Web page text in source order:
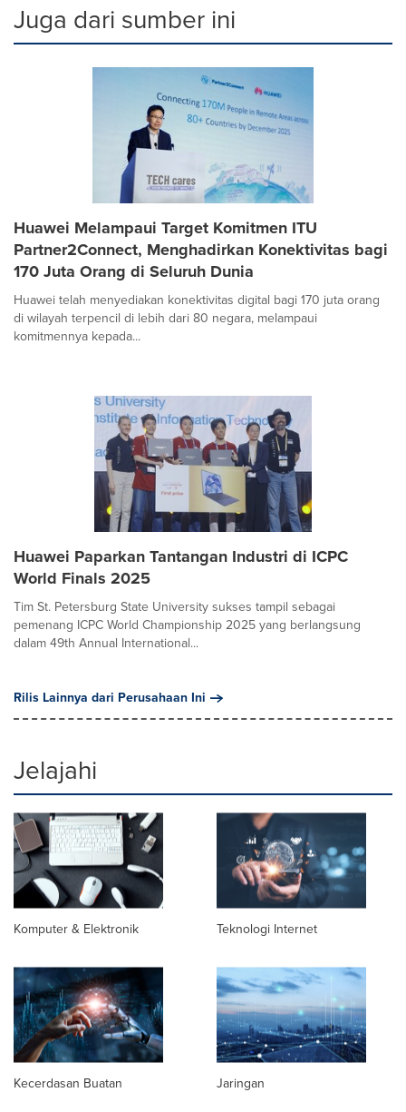
Juga dari sumber ini
Huawei Melampaui Target Komitmen ITU
Partner2Connect, Menghadirkan Konektivitas bagi
170 Juta Orang di Seluruh Dunia
Huawei telah menyediakan konektivitas digital bagi 170 juta orang
di wilayah terpencil di lebih dari 80 negara, melampaui
komitmennya kepada...
Huawei Paparkan Tantangan Industri di ICPC
World Finals 2025
Tim St. Petersburg State University sukses tampil sebagai
pemenang ICPC World Championship 2025 yang berlangsung
dalam 49th Annual International...
Rilis Lainnya dari Perusahaan Ini
Jelajahi
Komputer & Elektronik Teknologi Internet
Kecerdasan Buatan Jaringan